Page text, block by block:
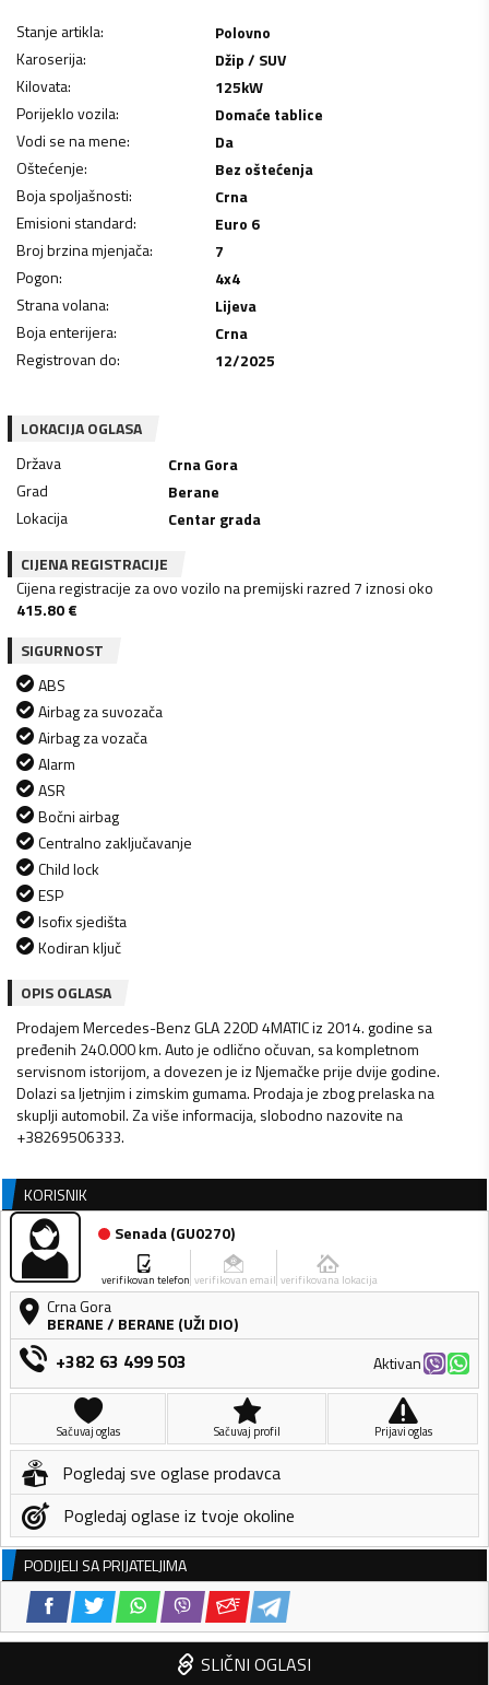
Stanje artikla:
Polovno
Karoserija:
Džip / SUV
Kilovata: 125kW
Porijeklo vozila:
Domaće tablice
Vodi se na mene:
Da
Oštećenje:
Bez oštećenja
Boja spoljašnosti:
Crna
Emisioni standard:
Euro 6
Broj brzina mjenjača:
7
Pogon:
4x4
Strana volana:
Lijeva
Boja enterijera:
Crna
Registrovan do: 12/2025
LOKACIJA OGLASA
Država
Crna Gora
Grad
Berane
Lokacija
Centar grada
CIJENA REGISTRACIJE
Cijena registracije za ovo vozilo na premijski razred 7 iznosi oko
415.80€
SIGURNOST
ABS
Airbag za suvozača
Airbag za vozača
Alarm
ASR
Bočni airbag
Centralno zaključavanje
Child lock
ESP
Isofix sjedišta
Kodiran ključ
OPIS OGLASA
Prodajem Mercedes-Benz GLA 220D 4MATIC iz 2014. godine sa
pređenih 240.000 km. Auto je odlično očuvan, sa kompletnom
servisnom istorijom, a dovezen je iz Njemačke prije dvije godine.
Dolazi sa ljetnjim i zimskim gumama. Prodaja je zbog prelaska na
skuplji automobil. Za više informacija, slobodno nazovite na
+38269506333.
KORISNIK
Senada(GU0270)
verifikovan telefon verifikovan email verifikovana lokacija
Crna Gora
BERANE/ BERANE (UŽI DIO)
+382 63 499 503 Aktivan
Sačuvaj oglas Sačuvaj profil Prijavi oglas
Pogledaj sve oglase prodavca
Pogledaj oglase iz tvoje okoline
PODIJELI SA PRIJATELJIMA
SLIČNI OGLASI